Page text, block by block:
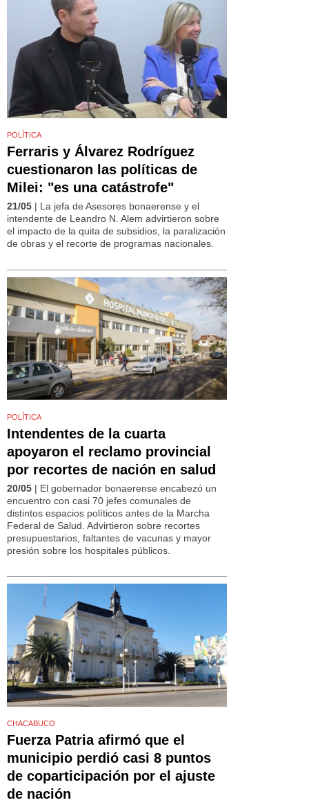
POLÍTICA
Ferraris y Álvarez Rodríguez
cuestionaron las políticas de
Milei: "es una catástrofe"
21/05 | La jefa de Asesores bonaerense y el
intendente de Leandro N. Alem advirtieron sobre
el impacto de la quita de subsidios, la paralización
de obras y el recorte de programas nacionales.
POLÍTICA
Intendentes de la cuarta
apoyaron el reclamo provincial
por recortes de nación en salud
20/05 | El gobernador bonaerense encabezó un
encuentro con casi 70 jefes comunales de
distintos espacios políticos antes de la Marcha
Federal de Salud. Advirtieron sobre recortes
presupuestarios, faltantes de vacunas y mayor
presión sobre los hospitales públicos.
CHACABUCO
Fuerza Patria afirmó que el
municipio perdió casi 8 puntos
de coparticipación por el ajuste
de nación